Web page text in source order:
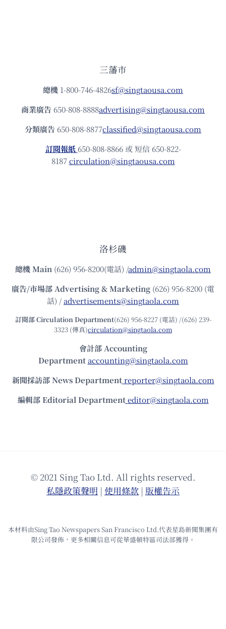
三藩市
總機 1-800-746-4826sf@singtaousa.com
商業廣告 650-808-8888advertising@singtaousa.com
分類廣告 650-808-8877classified@singtaousa.com
訂閱報紙 650-808-8866 或 短信 650-822-
8187circulation@singtaousa.com
洛杉磯
總機Main (626) 956-8200(電話) /admin@singtaola.com
廣告/市場部Advertising & Marketing (626) 956-8200 (電
話) /advertisements@singtaola.com
訂閱部 Circulation Department(626) 956-8227 (電話) /(626) 239-
3323 (傳真)circulation@singtaola.com
會計部 Accounting
Department accounting@singtaola.com
新聞採訪部 News Department reporter@singtaola.com
編輯部 Editorial Department editor@singtaola.com
© 2021 Sing Tao Ltd. All rights reserved.
私隱政策聲明 | 使⽤條款 | 版權告⽰
本材料由Sing Tao Newspapers San Francisco Ltd.代表星島新聞集團有
限公司發佈，更多相關信息可從華盛頓特區司法部獲得。